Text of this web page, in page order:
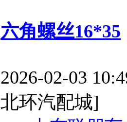
六角螺丝16*35
2026-02-03
北环汽配城]